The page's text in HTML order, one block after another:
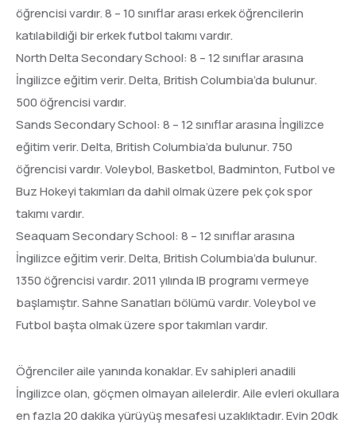
öğrencisi vardır. 8 – 10 sınıflar arası erkek öğrencilerin
katılabildiği bir erkek futbol takımı vardır.
North Delta Secondary School: 8 – 12 sınıflar arasına
İngilizce eğitim verir. Delta, British Columbia’da bulunur.
500 öğrencisi vardır.
Sands Secondary School: 8 – 12 sınıflar arasına İngilizce
eğitim verir. Delta, British Columbia’da bulunur. 750
öğrencisi vardır. Voleybol, Basketbol, Badminton, Futbol ve
Buz Hokeyi takımları da dahil olmak üzere pek çok spor
takımı vardır.
Seaquam Secondary School: 8 – 12 sınıflar arasına
İngilizce eğitim verir. Delta, British Columbia’da bulunur.
1350 öğrencisi vardır. 2011 yılında IB programı vermeye
başlamıştır. Sahne Sanatları bölümü vardır. Voleybol ve
Futbol başta olmak üzere spor takımları vardır.
Öğrenciler aile yanında konaklar. Ev sahipleri anadili
İngilizce olan, göçmen olmayan ailelerdir. Aile evleri okullara
en fazla 20 dakika yürüyüş mesafesi uzaklıktadır. Evin 20dk